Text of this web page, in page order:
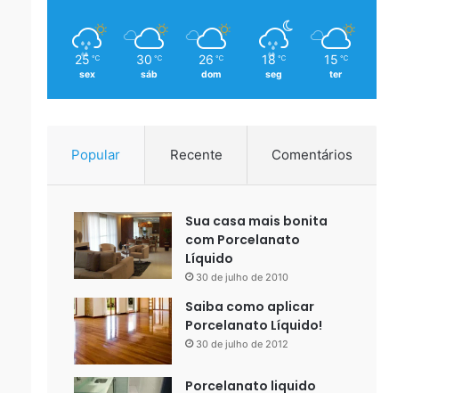
25 ℃
sex
30 ℃
sáb
26 ℃
dom
18 ℃
seg
15 ℃
ter
Popular Recente Comentários
Sua casa mais bonita
com Porcelanato
Líquido
30 de julho de 2010
Saiba como aplicar
Porcelanato Líquido!
30 de julho de 2012
Porcelanato liquido